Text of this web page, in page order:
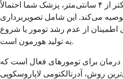
برای تومورهای غیرفعال کوچکتر از ۴ سانتی‌متر، پزشک شما احتمالاً
می‌کند. این شامل تصویربرداری
از عدم رشد تومور یا شروع
به تولید هورمون است.
برای تومورهای فعال است که
روش، آدرنالکتومی لاپاروسکوپی